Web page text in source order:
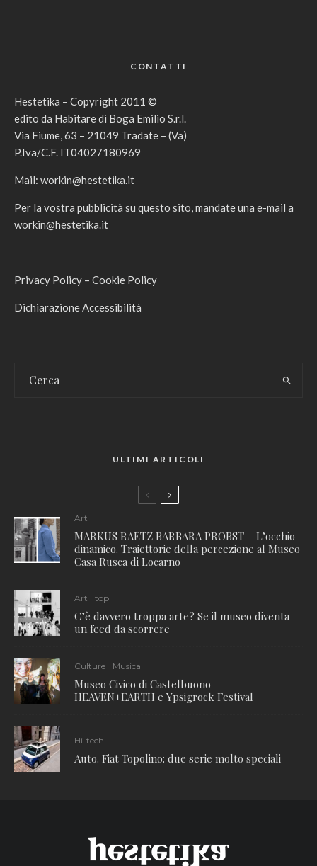
CONTATTI
Hestetika – Copyright 2011 ©
edito da Habitare di Boga Emilio S.r.l.
Via Fiume, 63 – 21049 Tradate – (Va)
P.Iva/C.F. IT04027180969
Mail: workin@hestetika.it
Per la vostra pubblicità su questo sito, mandate una e-mail a
workin@hestetika.it
Privacy Policy – Cookie Policy
Dichiarazione Accessibilità
ULTIMI ARTICOLI
Art
MARKUS RAETZ BARBARA PROBST – L’occhio
dinamico. Traiettorie della percezione al Museo
Casa Rusca di Locarno
Art top
C’è davvero troppa arte? Se il museo diventa
un feed da scorrere
Culture Musica
Museo Civico di Castelbuono –
HEAVEN+EARTH e Ypsigrock Festival
Hi-tech
Auto. Fiat Topolino: due serie molto speciali